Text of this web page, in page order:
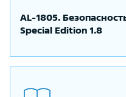
AL-1805.
Special Edition 1.8